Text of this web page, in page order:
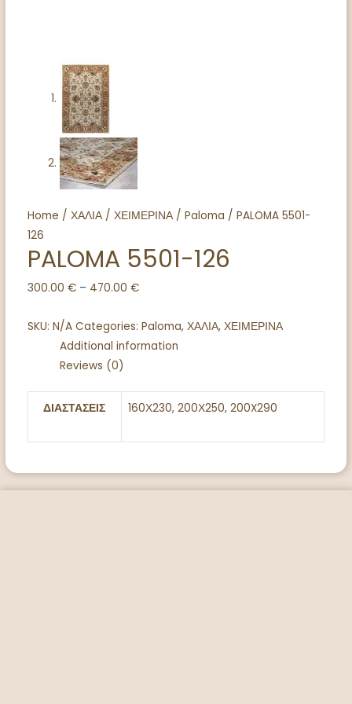
Home / ΧΑΛΙΑ/ ΧΕΙΜΕΡΙΝΑ/ Paloma / PALOMA 5501-
126
PALOMA 5501-126
300.00 €– 470.00 €
SKU: N/A Categories: Paloma, ΧΑΛΙΑ, ΧΕΙΜΕΡΙΝΑ
Additional information
Reviews (0)
ΔΙΑΣΤΑΣΕΙΣ 160Χ230, 200Χ250, 200X290